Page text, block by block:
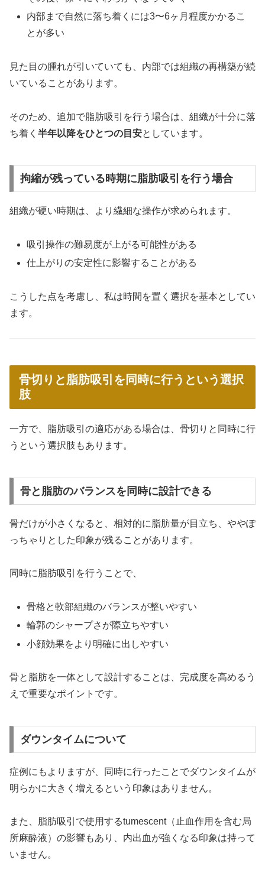
内部まで自然に落ち着くには3〜6ヶ月程度かかるこ
とが多い
見た目の腫れが引いていても、内部では組織の再構築が続
いていることがあります。
そのため、追加で脂肪吸引を行う場合は、組織が十分に落
ち着く 半年以降をひとつの目安としています。
拘縮が残っている時期に脂肪吸引を行う場合
組織が硬い時期は、より繊細な操作が求められます。
吸引操作の難易度が上がる可能性がある
仕上がりの安定性に影響することがある
こうした点を考慮し、私は時間を置く選択を基本としてい
ます。
骨切りと脂肪吸引を同時に行うという選択
肢
一方で、脂肪吸引の適応がある場合は、骨切りと同時に行
うという選択肢もあります。
骨と脂肪のバランスを同時に設計できる
骨だけが小さくなると、相対的に脂肪量が目立ち、ややぽ
っちゃりとした印象が残ることがあります。
同時に脂肪吸引を行うことで、
骨格と軟部組織のバランスが整いやすい
輪郭のシャープさが際立ちやすい
小顔効果をより明確に出しやすい
骨と脂肪を一体として設計することは、完成度を高めるう
えで重要なポイントです。
ダウンタイムについて
症例にもよりますが、同時に行ったことでダウンタイムが
明らかに大きく増えるという印象はありません。
また、脂肪吸引で使用するtumescent（止血作用を含む局
所麻酔液）の影響もあり、内出血が強くなる印象は持って
いません。